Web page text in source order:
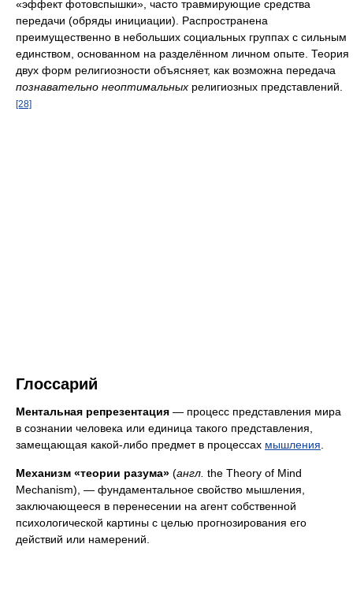
«эффект фотовспышки», часто травмирующие средства
передачи (обряды инициации). Распространена
преимущественно в небольших социальных группах с сильным
единством, основанном на разделённом личном опыте. Теория
двух форм религиозности объясняет, как возможна передача
познавательно неоптимальных религиозных представлений.
[28]
Глоссарий
Ментальная репрезентация — процесс представления мира
в сознании человека или единица такого представления,
замещающая какой-либо предмет в процессах мышления.
Механизм «теории разума» (англ. the Theory of Mind
Mechanism), — фундаментальное свойство мышления,
заключающееся в перенесении на агент собственной
психологической картины с целью прогнозирования его
действий или намерений.